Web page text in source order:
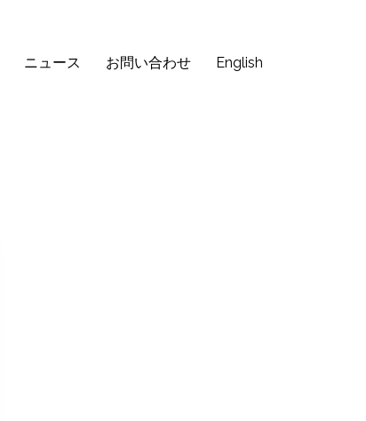
ニュース お問い合わせ English